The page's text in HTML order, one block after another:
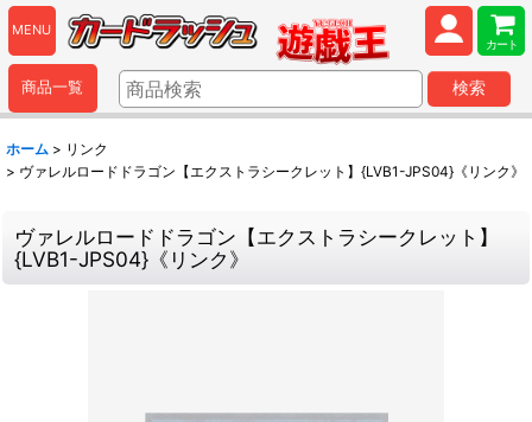
MENU
カート
商品一覧 検索
ホーム > リンク
> ヴァレルロードドラゴン【エクストラシークレット】{LVB1-JPS04}《リンク》
ヴァレルロードドラゴン【エクストラシークレット】
{LVB1-JPS04}《リンク》